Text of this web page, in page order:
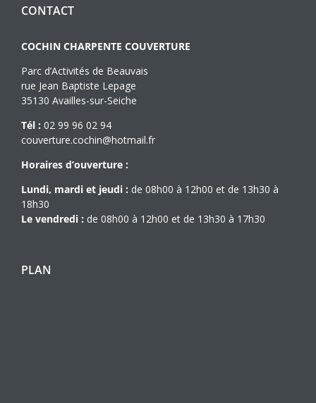
CONTACT
COCHIN CHARPENTE COUVERTURE
Parc d’Activités de Beauvais
rue Jean Baptiste Lepage
35130 Availles-sur-Seiche
Tél : 02 99 96 02 94
couverture.cochin@hotmail.fr
Horaires d’ouverture :
Lundi, mardi et jeudi : de 08h00 à 12h00 et de 13h30 à
18h30
Le vendredi : de 08h00 à 12h00 et de 13h30 à 17h30
PLAN